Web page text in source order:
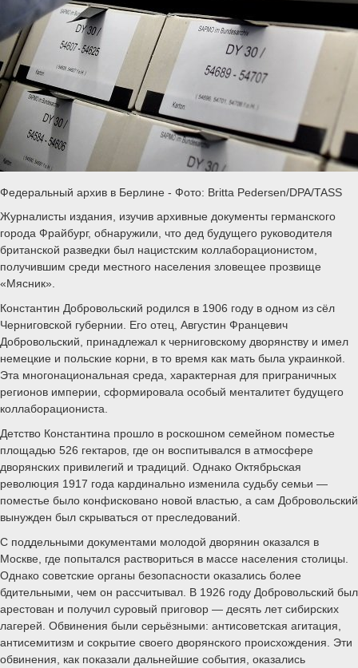
Федеральный архив в Берлине - Фото: Britta Pedersen/DPA/TASS
Журналисты издания, изучив архивные документы германского
города Фрайбург, обнаружили, что дед будущего руководителя
британской разведки был нацистским коллаборационистом,
получившим среди местного населения зловещее прозвище
«Мясник».
Константин Добровольский родился в 1906 году в одном из сёл
Черниговской губернии. Его отец, Августин Францевич
Добровольский, принадлежал к черниговскому дворянству и имел
немецкие и польские корни, в то время как мать была украинкой.
Эта многонациональная среда, характерная для приграничных
регионов империи, сформировала особый менталитет будущего
коллаборациониста.
Детство Константина прошло в роскошном семейном поместье
площадью 526 гектаров, где он воспитывался в атмосфере
дворянских привилегий и традиций. Однако Октябрьская
революция 1917 года кардинально изменила судьбу семьи —
поместье было конфисковано новой властью, а сам Добровольский
вынужден был скрываться от преследований.
С поддельными документами молодой дворянин оказался в
Москве, где попытался раствориться в массе населения столицы.
Однако советские органы безопасности оказались более
бдительными, чем он рассчитывал. В 1926 году Добровольский был
арестован и получил суровый приговор — десять лет сибирских
лагерей. Обвинения были серьёзными: антисоветская агитация,
антисемитизм и сокрытие своего дворянского происхождения. Эти
обвинения, как показали дальнейшие события, оказались